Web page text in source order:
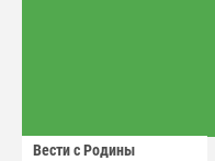
Вести с Родины